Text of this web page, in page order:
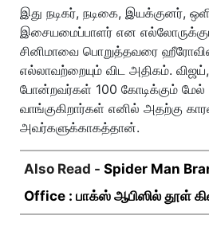
இது நடிகர், நடிகை, இயக்குனர்,
இசையமைப்பாளர் என
சினிமாவை பொறுத்தவரை
எல்லாவற்றையும் விட அதிகம்.
போன்றவர்கள் 100 கோடிக்கும்
வாங்குகிறார்கள் எனில் அதற்கு
அவர்களுக்காகத்தான்.
Also Read - Spider Man
Office : பாக்ஸ் ஆபிஸில் தூள்